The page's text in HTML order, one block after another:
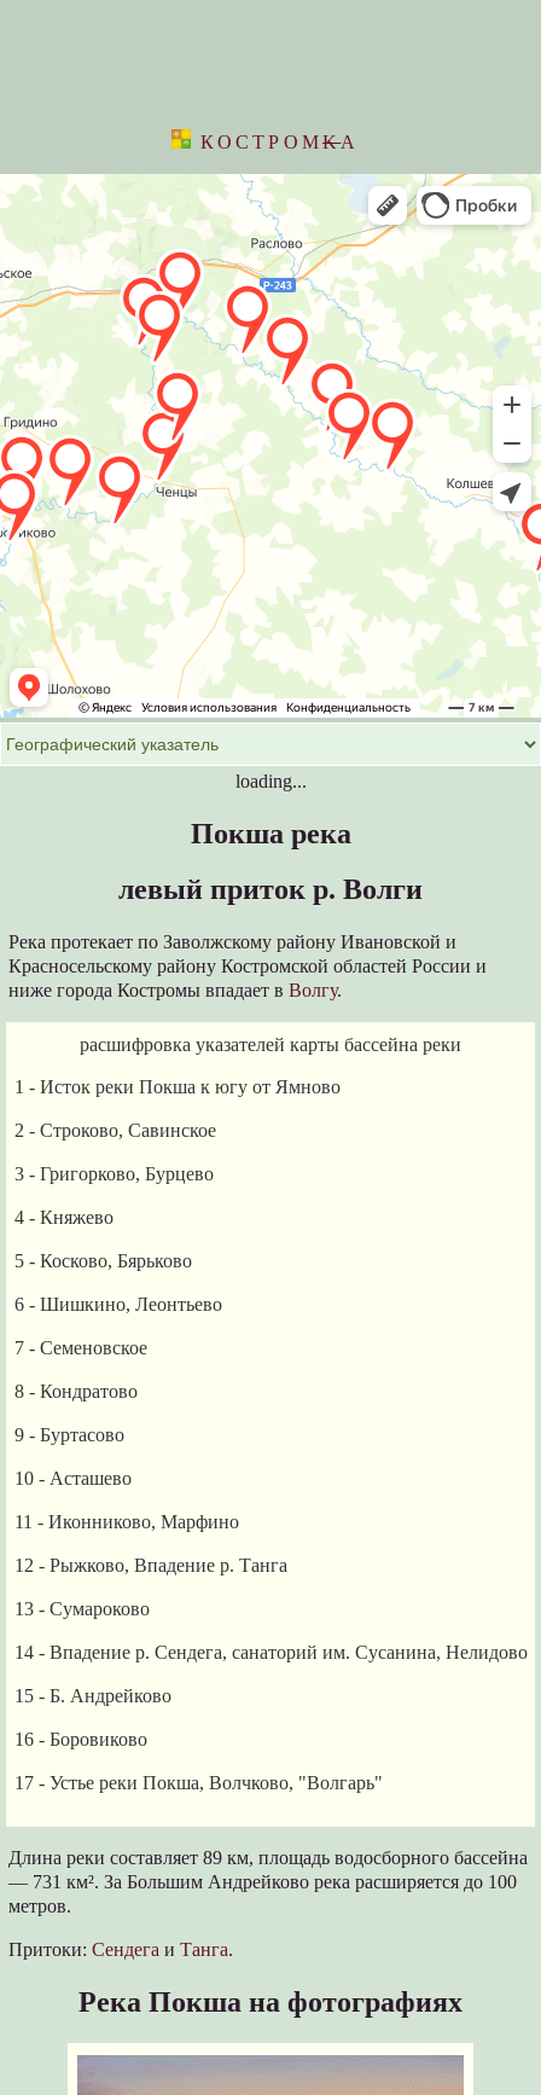
КОСТРОМKА
loading...
Покша река
левый приток р. Волги
Река протекает по Заволжскому району Ивановской и
Красносельскому району Костромской областей России и
ниже города Костромы впадает вВолгу.
расшифровка указателей карты бассейна реки
1 - Исток реки Покша к югу от Ямново
2 - Строково, Савинское
3- Григорково, Бурцево
4- Княжево
5- Косково, Бярьково
6- Шишкино, Леонтьево
7- Семеновское
8- Кондратово
9- Буртасово
10- Асташево
11 - Иконниково, Марфино
12 - Рыжково, Впадение р. Танга
13- Сумароково
14- Впадение р. Сендега, санаторий им. Сусанина, Нелидово
15- Б. Андрейково
16- Боровиково
17- Устье реки Покша, Волчково, "Волгарь"
Длина реки составляет 89 км, площадь водосборного бассейна
— 731 км². За Большим Андрейково река расширяется до 100
метров.
Притоки:Сендега иТанга.
Река Покша на фотографиях